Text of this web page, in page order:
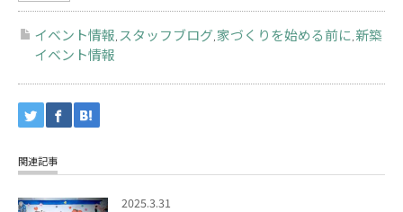
イベント情報 スタッフブログ 家づくりを始める前に 新築
イベント情報
関連記事
2025.3.31